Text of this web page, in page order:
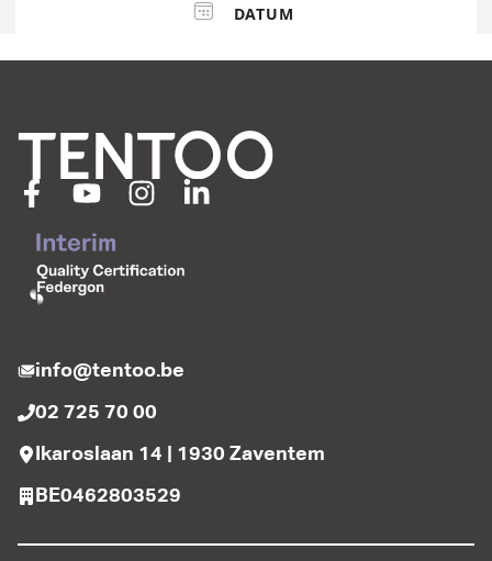
info@tentoo.be
02 725 70 00
Ikaroslaan 14 | 1930 Zaventem
BE0462803529